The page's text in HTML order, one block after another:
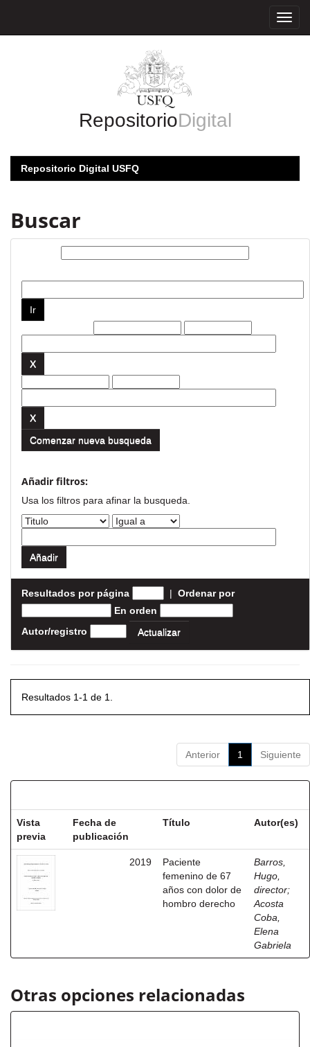
RepositorioDigital
Repositorio Digital USFQ
Buscar
Comenzar nueva busqueda
Añadir filtros:
Usa los filtros para afinar la busqueda.
Resultados por página | Ordenar por
En orden
Autor/registro
Resultados 1-1 de 1.
Anterior 1 Siguiente
Vista
previa
Fecha de
publicación
Título Autor(es)
2019
Paciente
femenino de 67
años con dolor de
hombro derecho
Barros,
Hugo,
director;
Acosta
Coba,
Elena
Gabriela
Otras opciones relacionadas